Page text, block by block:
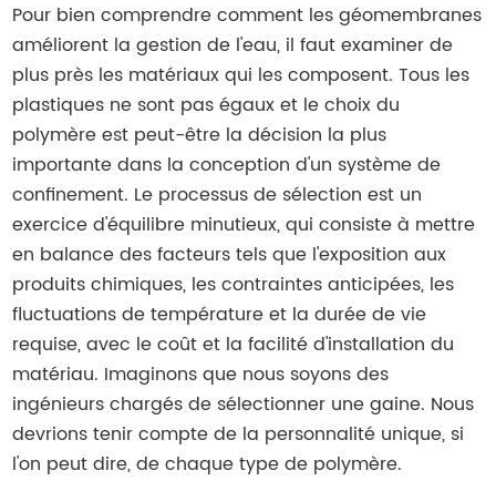
Pour bien comprendre comment les géomembranes
améliorent la gestion de l'eau, il faut examiner de
plus près les matériaux qui les composent. Tous les
plastiques ne sont pas égaux et le choix du
polymère est peut-être la décision la plus
importante dans la conception d'un système de
confinement. Le processus de sélection est un
exercice d'équilibre minutieux, qui consiste à mettre
en balance des facteurs tels que l'exposition aux
produits chimiques, les contraintes anticipées, les
fluctuations de température et la durée de vie
requise, avec le coût et la facilité d'installation du
matériau. Imaginons que nous soyons des
ingénieurs chargés de sélectionner une gaine. Nous
devrions tenir compte de la personnalité unique, si
l'on peut dire, de chaque type de polymère.